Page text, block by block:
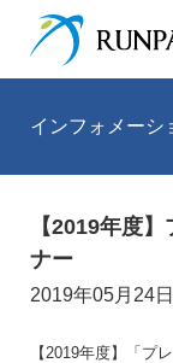
インフォメーシ
【2019年度
ナー
2019年05月24日
【2019年度】「プ